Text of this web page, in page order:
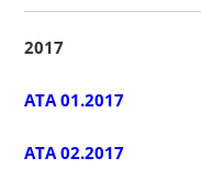
2017
ATA 01.2017
ATA 02.2017